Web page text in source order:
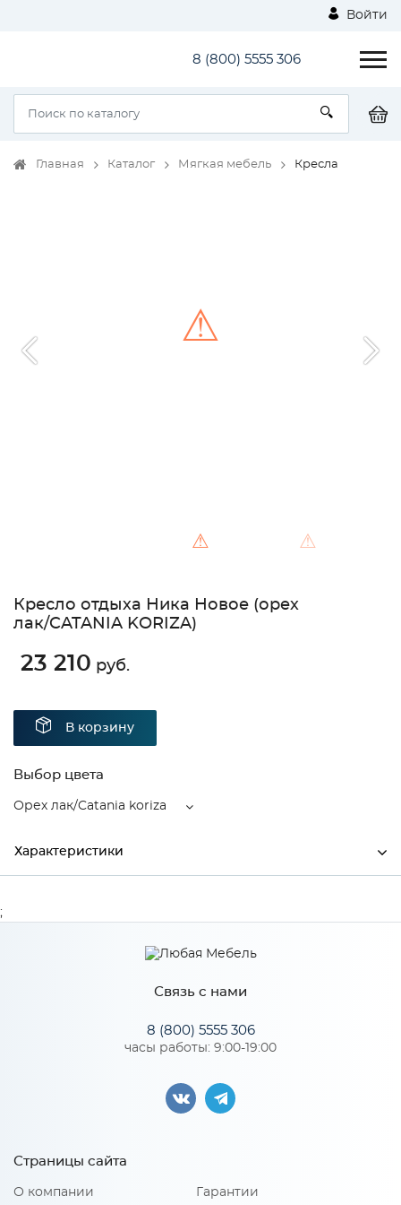
Войти
8 (800) 5555 306
Главная Каталог Мягкая мебель Кресла
⚠ ⚠
⚠
Кресло отдыха Ника Новое (орех
лак/CATANIA KORIZA)
23 210 руб.
В корзину
Выбор цвета
Орех лак/Catania koriza
Характеристики
Орех лак/Catania koriza
Высота опор/ножек, мм:140
Нагрузка на одно спальное место: 150 н
Наполнение основания: Пенополиуретан
Связь с нами
8 (800) 5555 306
часы работы: 9:00-19:00
Страницы сайта
О компании Гарантии
;